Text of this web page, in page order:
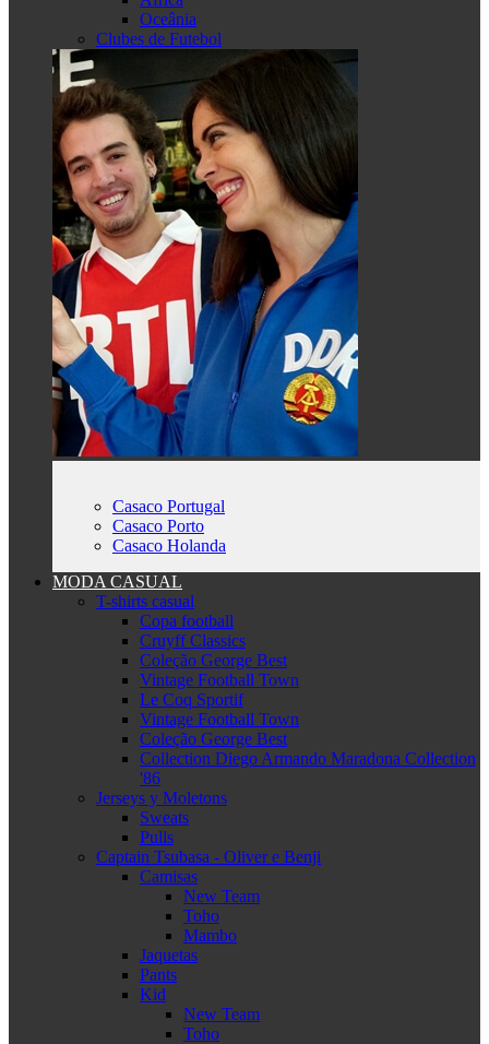
Oceânia
Clubes de Futebol
Casaco Portugal
Casaco Porto
Casaco Holanda
MODA CASUAL
T-shirts casual
Copa football
Cruyff Classics
Coleção George Best
Vintage Football Town
Le Coq Sportif
Vintage Football Town
Coleção George Best
Collection Diego Armando Maradona Collection
'86
Jerseys y Moletons
Sweats
Pulls
Captain Tsubasa - Oliver e Benji
Camisas
New Team
Toho
Mambo
Jaquetas
Pants
Kid
New Team
Toho